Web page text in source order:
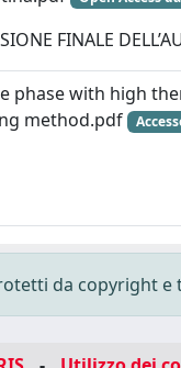
FINALE
phase with high
method.pdf
da copyright